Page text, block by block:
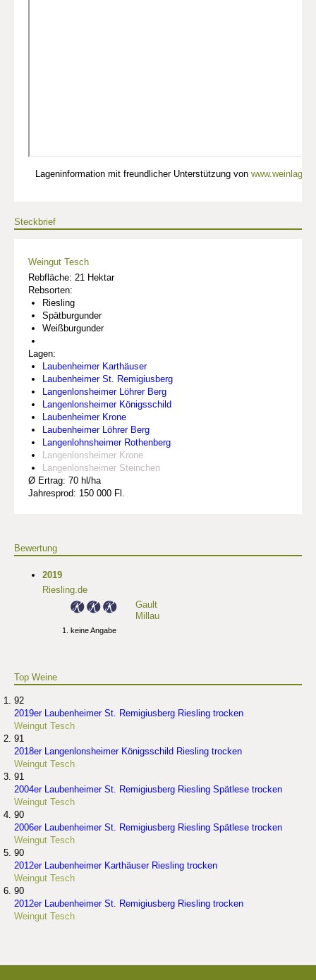
Lageninformation mit freundlicher Unterstützung von
Steckbrief
Weingut Tesch
Rebfläche: 21 Hektar
Rebsorten:
Riesling
Spätburgunder
Weißburgunder
Lagen:
Laubenheimer Karthäuser
Laubenheimer St. Remigiusberg
Langenlonsheimer Löhrer Berg
Langenlonsheimer Königsschild
Laubenheimer Krone
Laubenheimer Löhrer Berg
Langenlohnsheimer Rothenberg
Langenlonsheimer Krone
Langenlonsheimer Steinchen
Ø Ertrag: 70 hl/ha
Jahresprod: 150 000 Fl.
Bewertung
2019
Riesling.de
Gault
Millau
keine Angabe
Top Weine
92
2019er Laubenheimer St. Remigiusberg Riesling trocken
Weingut Tesch
91
2018er Langenlonsheimer Königsschild Riesling trocken
Weingut Tesch
91
2004er Laubenheimer St. Remigiusberg Riesling Spätlese trocken
Weingut Tesch
90
2006er Laubenheimer St. Remigiusberg Riesling Spätlese trocken
Weingut Tesch
90
2012er Laubenheimer Karthäuser Riesling trocken
Weingut Tesch
90
2012er Laubenheimer St. Remigiusberg Riesling trocken
Weingut Tesch